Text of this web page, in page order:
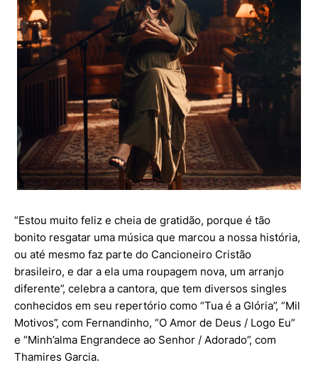
“Estou muito feliz e cheia de gratidão, porque é tão
bonito resgatar uma música que marcou a nossa história,
ou até mesmo faz parte do Cancioneiro Cristão
brasileiro, e dar a ela uma roupagem nova, um arranjo
diferente”, celebra a cantora, que tem diversos singles
conhecidos em seu repertório como “Tua é a Glória”, “Mil
Motivos”, com Fernandinho, “O Amor de Deus / Logo Eu”
e “Minh’alma Engrandece ao Senhor / Adorado”, com
Thamires Garcia.